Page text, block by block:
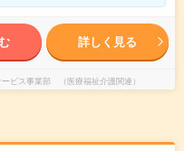
詳しく見る
ビス事業部 （医療福祉介護関連）